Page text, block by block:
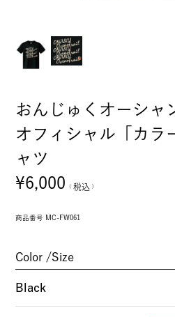
おんじゅくオーシャ
オフィシャル「カラ
ャツ
¥6,000 税込
商品番号 MC-FW061
Color Size
Black